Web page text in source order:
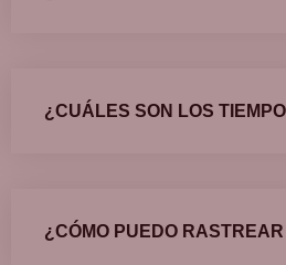
¿CUÁLES SON LOS
¿CÓMO PUEDO